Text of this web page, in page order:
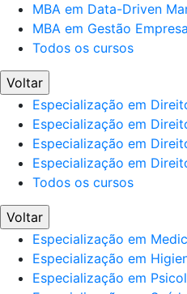
MBA em Data-Driven
MBA em Gestão
Todos os cursos
Voltar
Especialização em
Especialização em
Especialização em
Especialização em
Todos os cursos
Voltar
Especialização em
Especialização em
Especialização em